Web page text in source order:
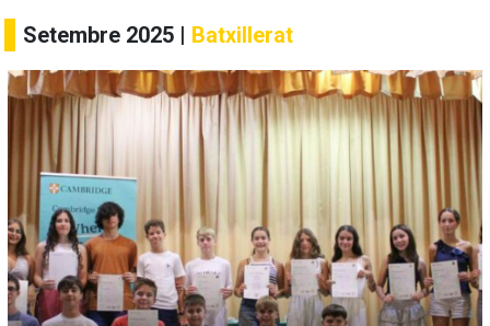
Setembre 2025 | Batxillerat